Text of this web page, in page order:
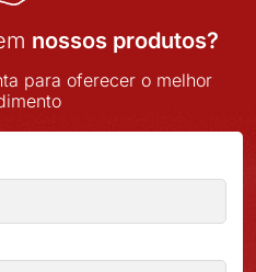
nossos produtos?
para oferecer o melhor